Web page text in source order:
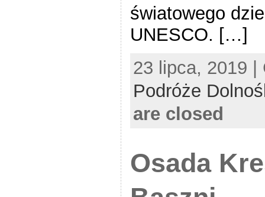
światowego
UNESCO. […]
23 lipca, 2019
Podróże
are closed
Osada